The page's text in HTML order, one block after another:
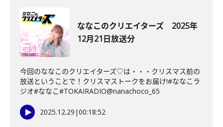
ななこのクリエイターズ 2025年
12月21日放送分
今回のななこのクリエイターズ♡は・・・クリスマス前の
放送ということで！クリスマストークをお届け!#ななこラ
ジオ#ななこ#TOKAIRADIO@nanachoco_65
2025.12.29 |00:18:52